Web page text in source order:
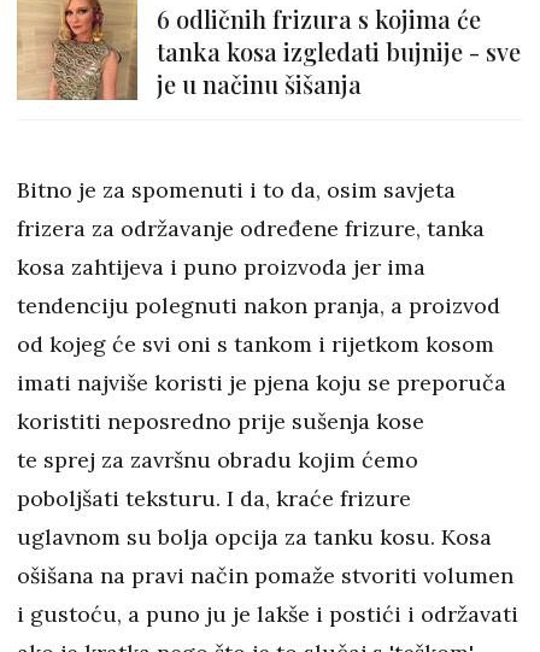
6 odličnih frizura s kojima će
tanka kosa izgledati bujnije - sve
je u načinu šišanja
Bitno je za spomenuti i to da, osim savjeta
frizera za održavanje određene frizure, tanka
kosa zahtijeva i puno proizvoda jer ima
tendenciju polegnuti nakon pranja, a proizvod
od kojeg će svi oni s tankom i rijetkom kosom
imati najviše koristi je pjena koju se preporuča
koristiti neposredno prije sušenja kose
te sprej za završnu obradu kojim ćemo
poboljšati teksturu. I da, kraće frizure
uglavnom su bolja opcija za tanku kosu. Kosa
ošišana na pravi način pomaže stvoriti volumen
i gustoću, a puno ju je lakše i postići i održavati